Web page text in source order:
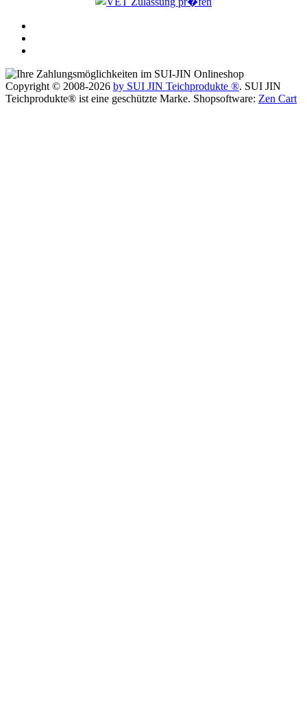
Copyright © 2008-2026 by SUI JIN Teichprodukte ®. SUI JIN
Teichprodukte® ist eine geschützte Marke. Shopsoftware: Zen Cart